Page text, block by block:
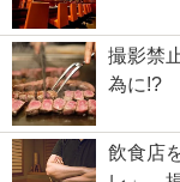
撮影禁
為に!?
飲食店